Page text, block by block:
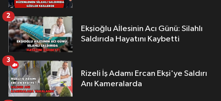
Ekşioğlu Aİlesinin Acı Günü: Silahlı
Saldırıda Hayatını Kaybetti
2
Rizeli İş Adamı Ercan Ekşi'ye Saldırı
Anı Kameralarda
3